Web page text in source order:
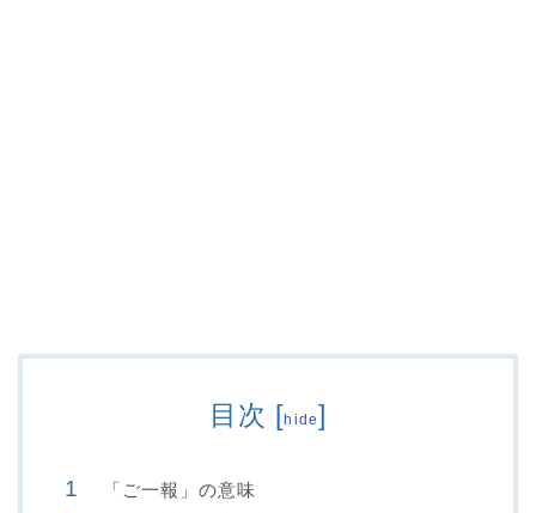
目次 [hide]
「ご一報」の意味